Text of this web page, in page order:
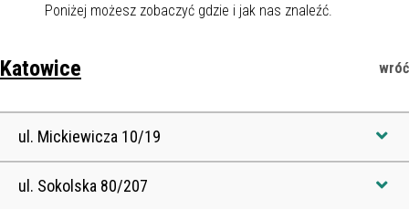
Poniżej możesz zobaczyć gdzie i jak nas znaleźć.
Katowice
ul. Mickiewicza 10/19
Gabinet znajduje się przy ul. Mickiewicza 10/19 w Katowicach.
ul. Sokolska 80/207